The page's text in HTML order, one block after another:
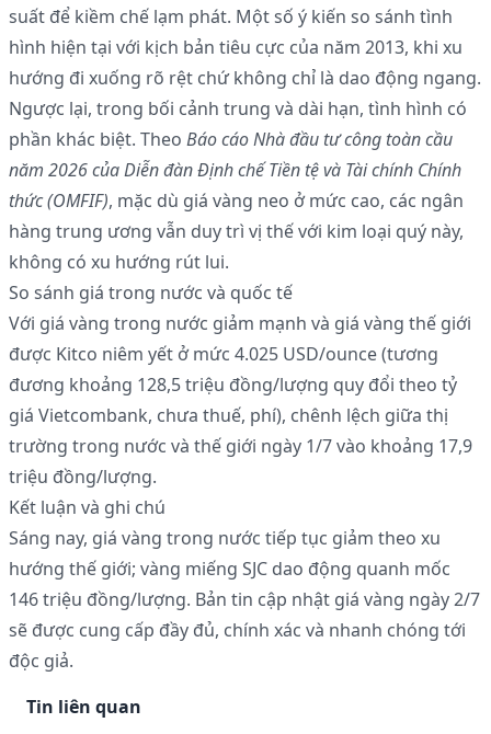
suất để kiềm chế lạm phát. Một số ý kiến so sánh tình
hình hiện tại với kịch bản tiêu cực của năm 2013, khi xu
hướng đi xuống rõ rệt chứ không chỉ là dao động ngang.
Ngược lại, trong bối cảnh trung và dài hạn, tình hình có
phần khác biệt. Theo Báo cáo Nhà đầu tư công toàn cầu
năm 2026 của Diễn đàn Định chế Tiền tệ và Tài chính Chính
thức (OMFIF), mặc dù giá vàng neo ở mức cao, các ngân
hàng trung ương vẫn duy trì vị thế với kim loại quý này,
không có xu hướng rút lui.
So sánh giá trong nước và quốc tế
Với giá vàng trong nước giảm mạnh và giá vàng thế giới
được Kitco niêm yết ở mức 4.025 USD/ounce (tương
đương khoảng 128,5 triệu đồng/lượng quy đổi theo tỷ
giá Vietcombank, chưa thuế, phí), chênh lệch giữa thị
trường trong nước và thế giới ngày 1/7 vào khoảng 17,9
triệu đồng/lượng.
Kết luận và ghi chú
Sáng nay, giá vàng trong nước tiếp tục giảm theo xu
hướng thế giới; vàng miếng SJC dao động quanh mốc
146 triệu đồng/lượng. Bản tin cập nhật giá vàng ngày 2/7
sẽ được cung cấp đầy đủ, chính xác và nhanh chóng tới
độc giả.
Tin liên quan